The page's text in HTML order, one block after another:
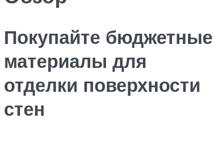
Покупайте бюджетные
материалы для
отделки поверхности
стен